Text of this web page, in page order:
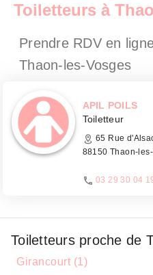
Toiletteurs à
Prendre RDV en
Thaon-les-Vosges
APIL POILS
Toiletteur
65 Rue
88150 Thaon-
03 29 30 04
Toiletteurs proche de
Girancourt (1)